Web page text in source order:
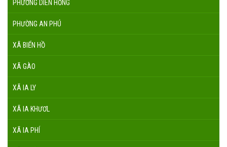
PHƯỜNG DIÊN HỒNG
PHƯỜNG AN PHÚ
XÃ BIỂN HỒ
XÃ GÀO
XÃ IA LY
XÃ IA KHƯƠL
XÃ IA PHÍ